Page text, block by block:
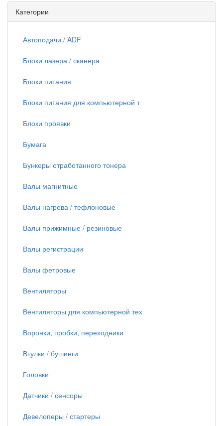
Категории
Автоподачи / ADF
Блоки лазера / сканера
Блоки питания
Блоки питания для компьютерной т
Блоки проявки
Бумага
Бункеры отработанного тонера
Валы магнитные
Валы нагрева / тефлоновые
Валы прижимные / резиновые
Валы регистрации
Валы фетровые
Вентиляторы
Вентиляторы для компьютерной тех
Воронки, пробки, переходники
Втулки / бушинги
Головки
Датчики / сенсоры
Девелоперы / стартеры